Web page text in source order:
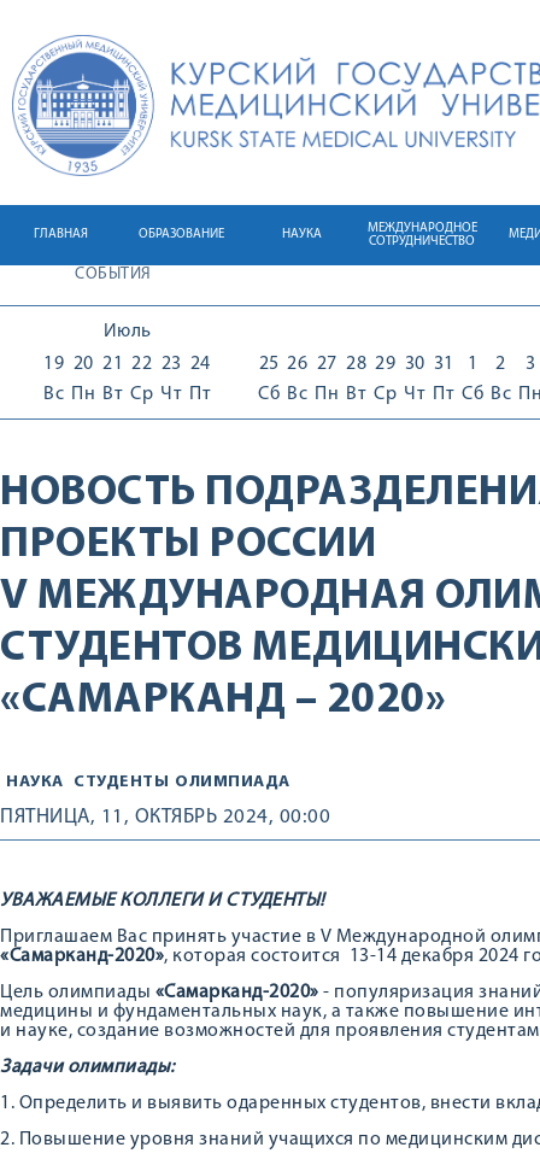
ГЛАВНАЯ ОБРАЗОВАНИЕ НАУКА
МЕЖДУНАРОДНОЕ
СОТРУДНИЧЕСТВО
СОБЫТИЯ
Июль
19
Вс
20
Пн
21
Вт
22
Ср
23
Чт
24
Пт
25
Сб
26
Вс
27
Пн
28
Вт
29
Ср
30
Чт
31
Пт
1
Сб
2
Вс
3
НОВОСТЬ
ПРОЕКТЫ РОССИИ
V МЕЖДУНАРОДНАЯ
СТУДЕНТОВ
«САМАРКАНД – 2020»
НАУКА СТУДЕНТЫ ОЛИМПИАДА
ПЯТНИЦА, 11, ОКТЯБРЬ 2024, 00:00
УВАЖАЕМЫЕ КОЛЛЕГИ И СТУДЕНТЫ!
Приглашаем Вас принять участие в V Международной
«Самарканд-2020», которая состоится 13-14 декабря 2024
Цель олимпиады «Самарканд-2020» - популяризация
медицины и фундаментальных наук, а также повышение
и науке, создание возможностей для проявления
Задачи олимпиады:
1. Определить и выявить одаренных студентов, внести
2. Повышение уровня знаний учащихся по медицинским